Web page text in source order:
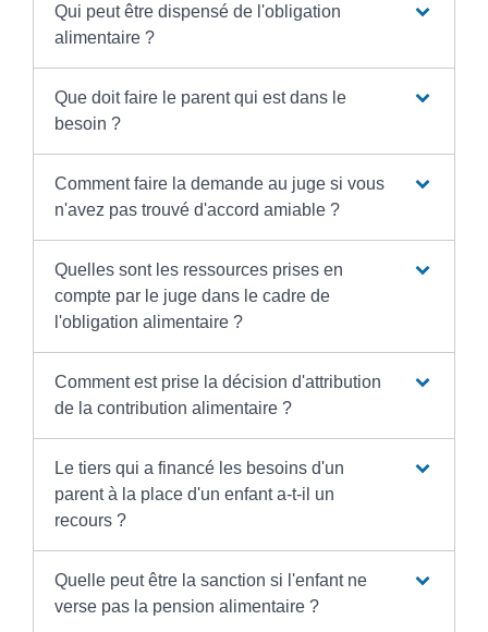
Qui peut être dispensé de l'obligation
alimentaire ?
Que doit faire le parent qui est dans le
besoin ?
Comment faire la demande au juge si vous
n'avez pas trouvé d'accord amiable ?
Quelles sont les ressources prises en
compte par le juge dans le cadre de
l'obligation alimentaire ?
Comment est prise la décision d'attribution
de la contribution alimentaire ?
Le tiers qui a financé les besoins d'un
parent à la place d'un enfant a-t-il un
recours ?
Quelle peut être la sanction si l'enfant ne
verse pas la pension alimentaire ?